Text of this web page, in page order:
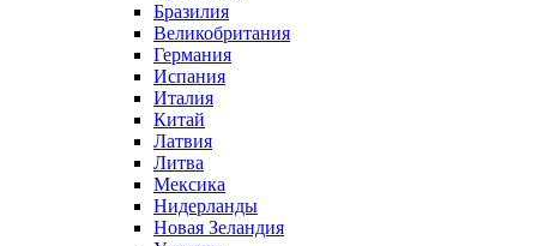
Бразилия
Великобритания
Германия
Испания
Италия
Китай
Латвия
Литва
Мексика
Нидерланды
Новая Зеландия